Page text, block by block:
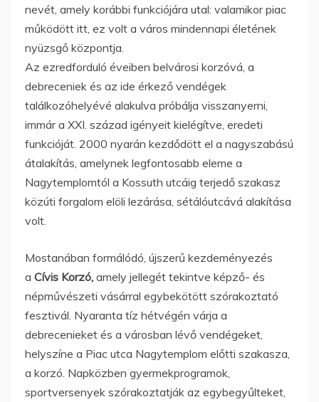
nevét, amely korábbi funkciójára utal: valamikor piac
működött itt, ez volt a város mindennapi életének
nyüzsgő központja.
Az ezredforduló éveiben belvárosi korzóvá, a
debreceniek és az ide érkező vendégek
találkozóhelyévé alakulva próbálja visszanyerni,
immár a XXI. század igényeit kielégítve, eredeti
funkcióját. 2000 nyarán kezdődött el a nagyszabású
átalakítás, amelynek legfontosabb eleme a
Nagytemplomtól a Kossuth utcáig terjedő szakasz
közúti forgalom elöli lezárása, sétálóutcává alakítása
volt.
Mostanában formálódó, újszerű kezdeményezés
a Cívis Korzó, amely jellegét tekintve képző- és
népművészeti vásárral egybekötött szórakoztató
fesztivál. Nyaranta tíz hétvégén várja a
debrecenieket és a városban lévő vendégeket,
helyszíne a Piac utca Nagytemplom előtti szakasza,
a korzó. Napközben gyermekprogramok,
sportversenyek szórakoztatják az egybegyűlteket,